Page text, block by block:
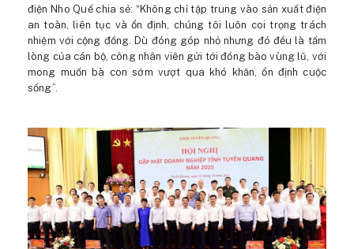
điện Nho Quế chia sẻ: “Không chỉ tập trung vào sản xuất điện
an toàn, liên tục và ổn định, chúng tôi luôn coi trọng trách
nhiệm với cộng đồng. Dù đóng góp nhỏ nhưng đó đều là tấm
lòng của cán bộ, công nhân viên gửi tới đồng bào vùng lũ, với
mong muốn bà con sớm vượt qua khó khăn, ổn định cuộc
sống”.